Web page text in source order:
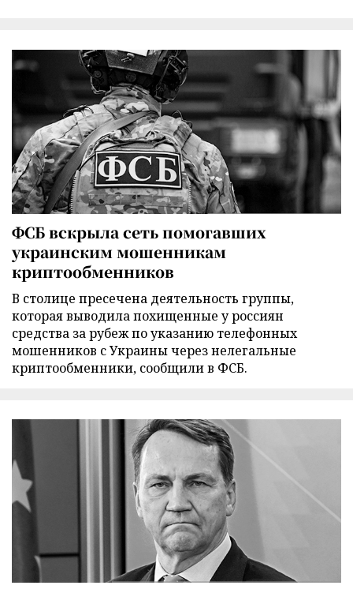
ФСБ вскрыла сеть помогавших
украинским мошенникам
криптообменников
В столице пресечена деятельность группы,
которая выводила похищенные у россиян
средства за рубеж по указанию телефонных
мошенников с Украины через нелегальные
криптообменники, сообщили в ФСБ.